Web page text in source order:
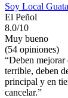
Soy Local
El Peñol
8.0/10
Muy bueno
(54 opiniones)
“Deben mejorar
terrible, deben
principal y en
cancelar.”